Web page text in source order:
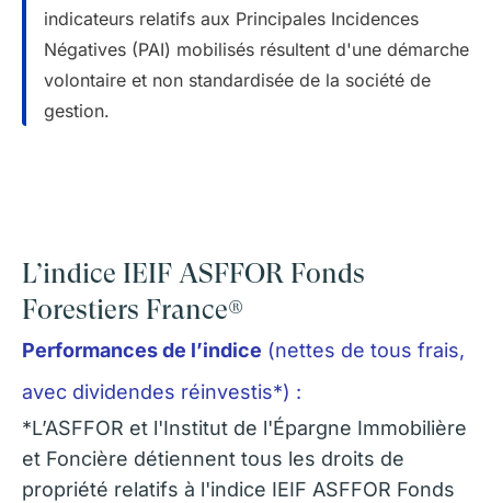
indicateurs relatifs aux Principales Incidences
Négatives (PAI) mobilisés résultent d'une démarche
volontaire et non standardisée de la société de
gestion.
L’indice IEIF ASFFOR Fonds
Forestiers France®
Performances de l’indice (nettes de tous frais,
avec dividendes réinvestis*) :
*L’ASFFOR et l'Institut de l'Épargne Immobilière
et Foncière détiennent tous les droits de
propriété relatifs à l'indice IEIF ASFFOR Fonds